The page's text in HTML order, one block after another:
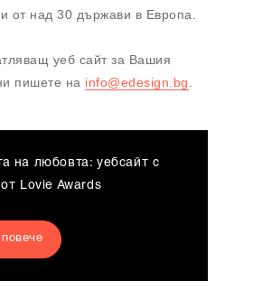
от над 30 държави в Европа.
уеб сайт за Вашия
пишете на info@edesign.bg
на любовта: уебсайт с
от Lovie Awards